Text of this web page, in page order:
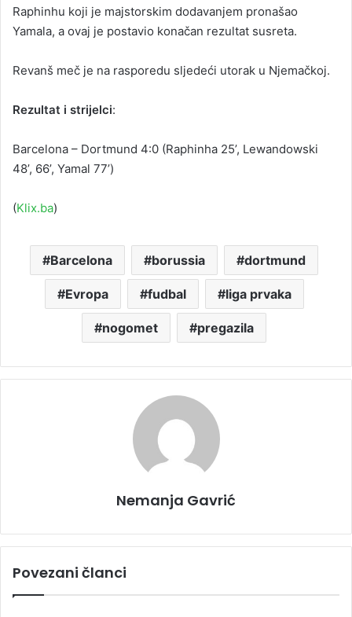
Raphinhu koji je majstorskim dodavanjem pronašao
Yamala, a ovaj je postavio konačan rezultat susreta.
Revanš meč je na rasporedu sljedeći utorak u Njemačkoj.
Rezultat i strijelci:
Barcelona – Dortmund 4:0 (Raphinha 25’, Lewandowski
48’, 66’, Yamal 77’)
(Klix.ba)
Barcelona borussia dortmund
Evropa fudbal liga prvaka
nogomet pregazila
Nemanja Gavrić
Povezani članci